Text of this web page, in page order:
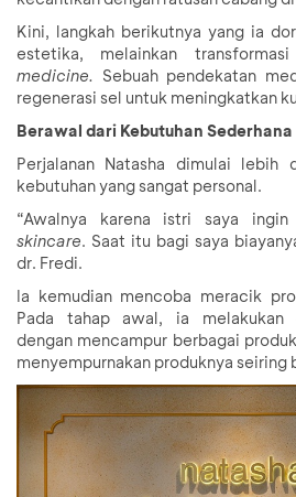
Kini, langkah berikutnya yang ia
estetika, melainkan
medicine. Sebuah pendekatan
regenerasi sel untuk meningkatkan
Berawal dari Kebutuhan Sederhana
Perjalanan Natasha dimulai
kebutuhan yang sangat personal.
“Awalnya karena istri saya ingin
skincare. Saat itu bagi saya
dr. Fredi.
Ia kemudian mencoba meracik
Pada tahap awal, ia melakukan
dengan mencampur berbagai
menyempurnakan produknya seiring